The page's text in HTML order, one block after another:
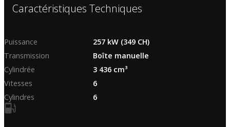
Caractéristiques Techniques
Puissance
257 kW (349 CH)
Transmission
Boîte manuelle
Cylindrée
3 436 cm³
Vitesses
6
Cylindres
6